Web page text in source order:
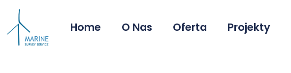
Home O Nas Oferta Projekty